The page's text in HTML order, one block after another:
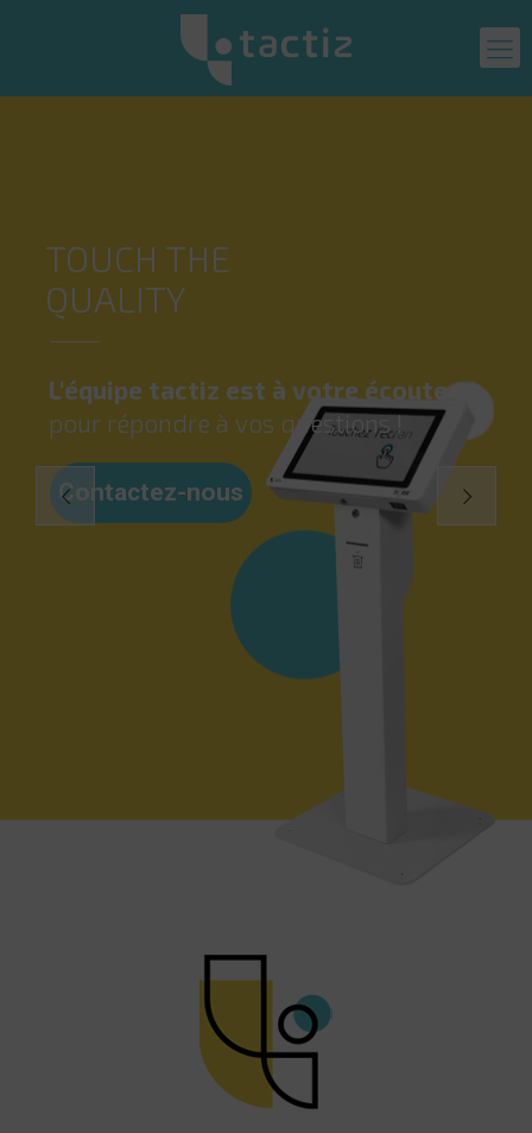
L'équipe tactiz est à votre écoute
pour répondre à vos questions !
TOUCH THE
QUALITY
Contactez-nous